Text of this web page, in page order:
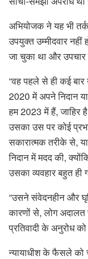
अभियोजक ने यह भी
उपयुक्त उम्मीदवार नहीं
जा चुका था और
“वह पहले से ही कई
2020 में अपने निदान
हम 2023 में हैं, जाहिर
उसका उस पर कोई
सकारात्मक तरीके से,
निदान में मदद की,
उसका व्यवहार बहुत ही
“उसने संवेदनहीन और
कारणों से, लोग
प्रतिवादी के अनुरोध
न्यायाधीश के फैसले को